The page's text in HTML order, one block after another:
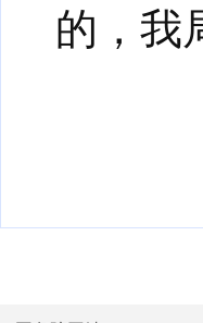
的，我